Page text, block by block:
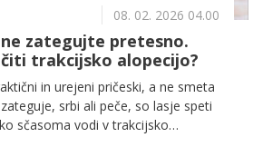
08. 02. 2026 04.00
zategujte pretesno.
trakcijsko alopecijo?
in urejeni pričeski, a ne smeta
srbi ali peče, so lasje speti
sčasoma vodi v trakcijsko